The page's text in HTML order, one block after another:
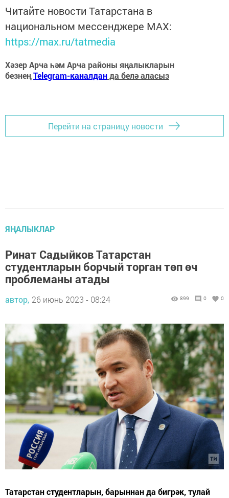
Читайте новости Татарстана в
национальном мессенджере MАХ:
https://max.ru/tatmedia
Хәзер Арча һәм Арча районы яңалыкларын
безнеңTelegram-каналданда белә аласыз
Перейти на страницу новости
ЯҢАЛЫКЛАР
Ринат Садыйков Татарстан
студентларын борчый торган төп өч
проблеманы атады
автор, 26 июнь 2023 - 08:24 899 0 0
Татарстан студентларын, барыннан да бигрәк, тулай